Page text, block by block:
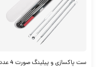
ست پاکسازی و پیلینگ صورت 4 عددی